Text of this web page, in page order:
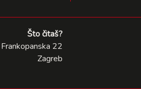
Što čitaš?
Frankopanska 22
Zagreb